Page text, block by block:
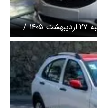
قیمت خودرو‌های سایپا امروز یکشنبه ۲۷ اردیبهشت ۱۴۰۵ /